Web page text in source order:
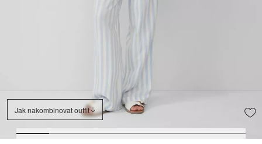
Jak nakombinovat outfit